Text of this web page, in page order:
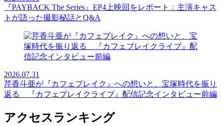
『PAYBACK The Series』EP4上映回をレポート：主演キャス
トが語った撮影秘話とQ&A
2026.07.31
芹香斗亜が『カフェブレイク』への想いと、宝塚時代を振り
返る 『カフェブレイクライブ』配信記念インタビュー前編
アクセスランキング